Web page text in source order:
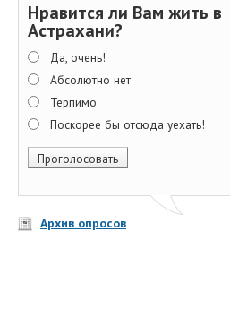
Нравится ли Вам жить в
Астрахани?
Да, очень!
Абсолютно нет
Терпимо
Поскорее бы отсюда уехать!
Архив опросов